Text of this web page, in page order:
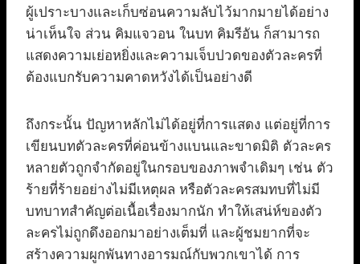
ผู้เปราะบางและเก็บซ่อนความลับไว้มากมายได้อย่าง
น่าเห็นใจ ส่วน คิมแจวอน ในบท คิมรีอัน ก็สามารถ
แสดงความเย่อหยิ่งและความเจ็บปวดของตัวละครที่
ต้องแบกรับความคาดหวังได้เป็นอย่างดี
ถึงกระนั้น ปัญหาหลักไม่ได้อยู่ที่การแสดง แต่อยู่ที่การ
เขียนบทตัวละครที่ค่อนข้างแบนและขาดมิติ ตัวละคร
หลายตัวถูกจำกัดอยู่ในกรอบของภาพจำเดิมๆ เช่น ตัว
ร้ายที่ร้ายอย่างไม่มีเหตุผล หรือตัวละครสมทบที่ไม่มี
บทบาทสำคัญต่อเนื้อเรื่องมากนัก ทำให้เสน่ห์ของตัว
ละครไม่ถูกดึงออกมาอย่างเต็มที่ และผู้ชมยากที่จะ
สร้างความผูกพันทางอารมณ์กับพวกเขาได้ การ